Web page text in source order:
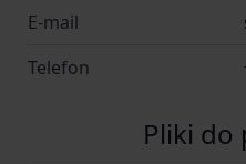
E-mail
Telefon
Pliki do